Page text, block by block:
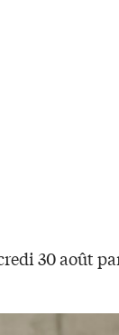
30 août